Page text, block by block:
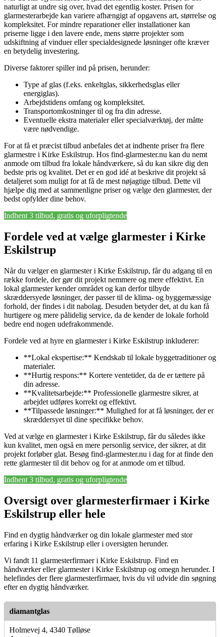
naturligt at undre sig over, hvad det egentlig koster. Prisen for
glarmesterarbejde kan variere afhængigt af opgavens art, størrelse og
kompleksitet. For mindre reparationer eller installationer kan
priserne ligge i den lavere ende, mens større projekter som
udskiftning af vinduer eller specialdesignede løsninger ofte kræver
en betydelig investering.
Diverse faktorer spiller ind på prisen, herunder:
Type af glas (f.eks. enkeltglas, sikkerhedsglas eller
energiglas).
Arbejdstidens omfang og kompleksitet.
Transportomkostninger til og fra din adresse.
Eventuelle ekstra materialer eller specialværktøj, der måtte
være nødvendige.
For at få et præcist tilbud anbefales det at indhente priser fra flere
glarmestre i Kirke Eskilstrup. Hos find-glarmester.nu kan du nemt
anmode om tilbud fra lokale håndværkere, så du kan sikre dig den
bedste pris og kvalitet. Det er en god idé at beskrive dit projekt så
detaljeret som muligt for at få de mest nøjagtige tilbud. Dette vil
hjælpe dig med at sammenligne priser og vælge den glarmester, der
bedst opfylder dine behov.
Indhent 3 tilbud, gratis og uforpligtende
Fordele ved at vælge glarmester i Kirke
Eskilstrup
Når du vælger en glarmester i Kirke Eskilstrup, får du adgang til en
række fordele, der gør dit projekt nemmere og mere effektivt. En
lokal glarmester kender området og kan derfor tilbyde
skræddersyede løsninger, der passer til de klima- og byggemæssige
forhold, der findes i dit nabolag. Desuden betyder det, at du kan få
hurtigere og mere pålidelig service, da de kender de lokale forhold
bedre end nogen udefrakommende.
Fordele ved at hyre en glarmester i Kirke Eskilstrup inkluderer:
**Lokal ekspertise:** Kendskab til lokale byggetraditioner og
materialer.
**Hurtig respons:** Kortere ventetider, da de er tættere på
din adresse.
**Kvalitetsarbejde:** Professionelle glarmestre sikrer, at
arbejdet udføres korrekt og effektivt.
**Tilpassede løsninger:** Mulighed for at få løsninger, der er
skræddersyet til dine specifikke behov.
Ved at vælge en glarmester i Kirke Eskilstrup, får du således ikke
kun kvalitet, men også en mere personlig service, der sikrer, at dit
projekt forløber glat. Besøg find-glarmester.nu i dag for at finde den
rette glarmester til dit behov og for at anmode om et tilbud.
Indhent 3 tilbud, gratis og uforpligtende
Oversigt over glarmesterfirmaer i Kirke
Eskilstrup eller hele
Find en dygtig håndværker og din lokale glarmester med stor
erfaring i Kirke Eskilstrup eller i oversigten herunder.
Vi fandt 11 glarmesterfirmaer i Kirke Eskilstrup. Find en
håndværker eller glarmester i Kirke Eskilstrup og omegn herunder. I
helefindes der flere glarmesterfirmaer, hvis du vil udvide din søgning
efter en dygtig håndværker.
diamantglas
Holmevej 4, 4340 Tølløse